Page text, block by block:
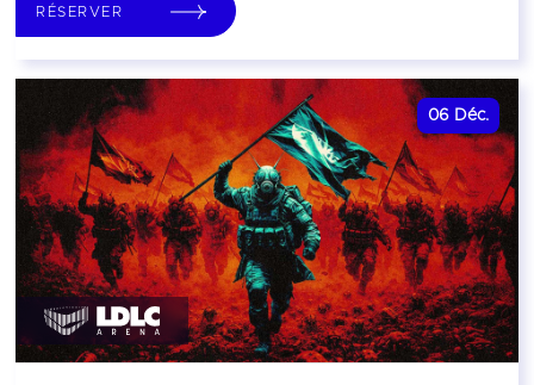
RÉSERVER
06 Déc.